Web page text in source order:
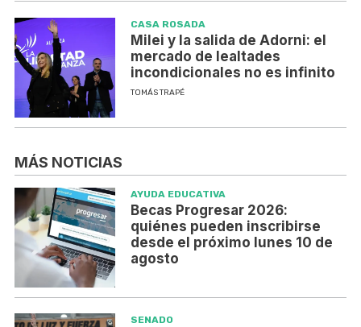
CASA ROSADA
Milei y la salida de Adorni: el
mercado de lealtades
incondicionales no es infinito
TOMÁS TRAPÉ
MÁS NOTICIAS
AYUDA EDUCATIVA
Becas Progresar 2026:
quiénes pueden inscribirse
desde el próximo lunes 10 de
agosto
SENADO